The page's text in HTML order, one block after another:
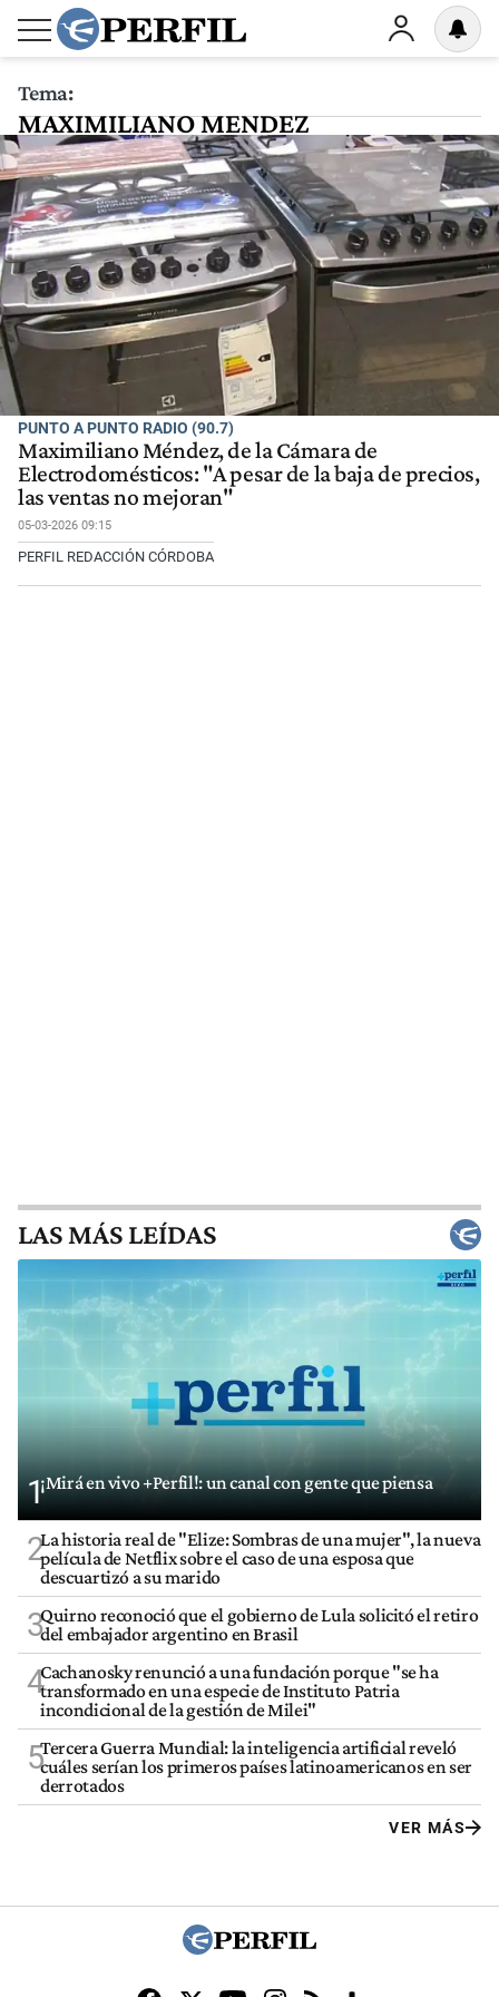
Tema:
MAXIMILIANO MENDEZ
PUNTO A PUNTO RADIO (90.7)
Maximiliano Méndez, de la Cámara de
Electrodomésticos: "A pesar de la baja de precios,
las ventas no mejoran"
05-03-2026 09:15
PERFIL REDACCIÓN CÓRDOBA
LAS MÁS LEÍDAS
1¡Mirá en vivo +Perfil!: un canal con gente que piensa
2La historia real de "Elize: Sombras de una mujer", la nueva
película de Netflix sobre el caso de una esposa que
descuartizó a su marido
3Quirno reconoció que el gobierno de Lula solicitó el retiro
del embajador argentino en Brasil
4Cachanosky renunció a una fundación porque "se ha
transformado en una especie de Instituto Patria
incondicional de la gestión de Milei"
5Tercera Guerra Mundial: la inteligencia artificial reveló
cuáles serían los primeros países latinoamericanos en ser
derrotados
VER MÁS